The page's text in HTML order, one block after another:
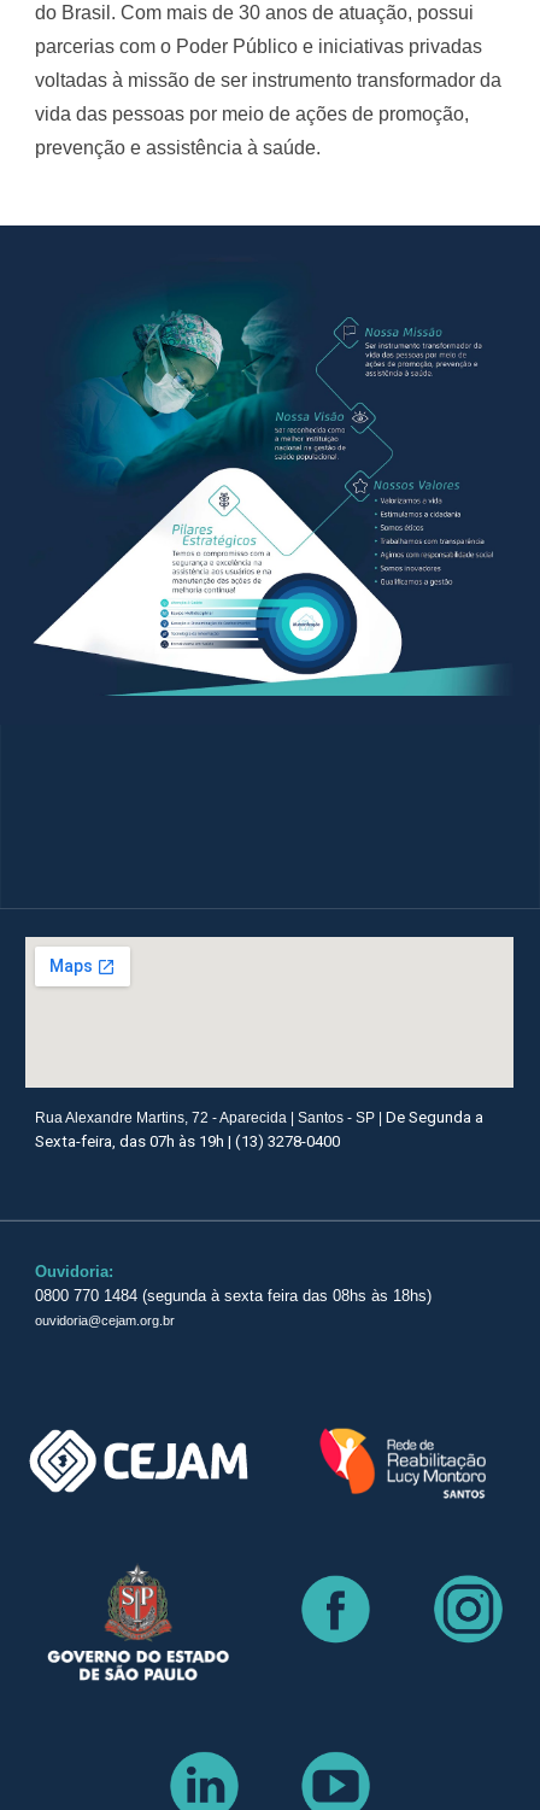
do Brasil. Com mais de 30 anos de atuação, possui
parcerias com o Poder Público e iniciativas privadas
voltadas à missão de ser instrumento transformador da
vida das pessoas por meio de ações de promoção,
prevenção e assistência à saúde.
Rua Alexandre Martins, 72 - Aparecida | Santos - SP |
De Segunda a
Sexta-feira, das 07h às 19h | (13) 3278-0400
Ouvidoria:
0800 770 1484 (segunda à sexta feira das 08hs às 18hs)
ouvidoria@cejam.org.br